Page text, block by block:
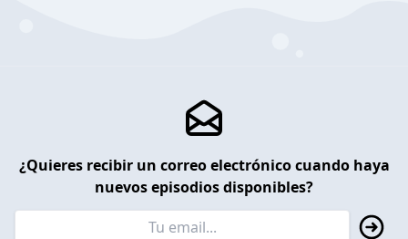
¿Quieres recibir un correo electrónico cuando haya
nuevos episodios disponibles?